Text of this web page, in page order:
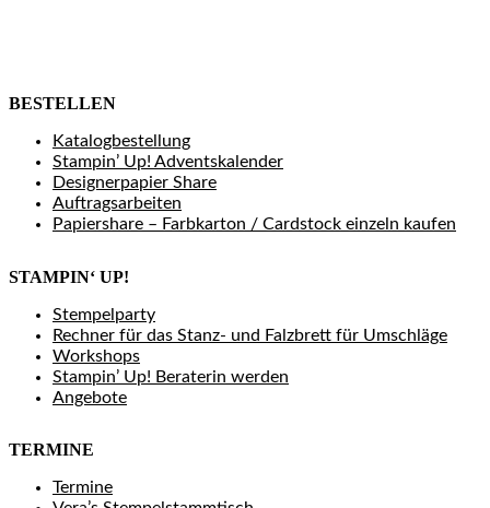
BESTELLEN
Katalogbestellung
Stampin’ Up! Adventskalender
Designerpapier Share
Auftragsarbeiten
Papiershare – Farbkarton / Cardstock einzeln kaufen
STAMPIN‘ UP!
Stempelparty
Rechner für das Stanz- und Falzbrett für Umschläge
Workshops
Stampin’ Up! Beraterin werden
Angebote
TERMINE
Termine